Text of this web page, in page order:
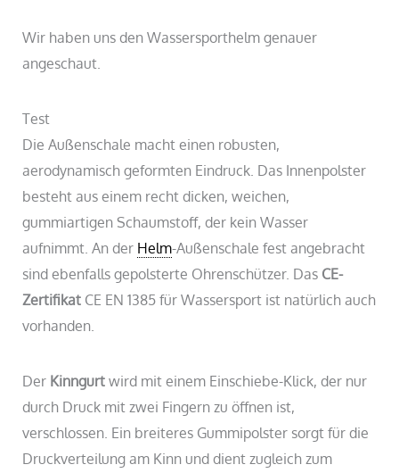
Wir haben uns den Wassersporthelm genauer
angeschaut.
Test
Die Außenschale macht einen robusten,
aerodynamisch geformten Eindruck. Das Innenpolster
besteht aus einem recht dicken, weichen,
gummiartigen Schaumstoff, der kein Wasser
aufnimmt. An der Helm-Außenschale fest angebracht
sind ebenfalls gepolsterte Ohrenschützer. Das CE-
Zertifikat CE EN 1385 für Wassersport ist natürlich auch
vorhanden.
Der Kinngurtwird mit einem Einschiebe-Klick, der nur
durch Druck mit zwei Fingern zu öffnen ist,
verschlossen. Ein breiteres Gummipolster sorgt für die
Druckverteilung am Kinn und dient zugleich zum